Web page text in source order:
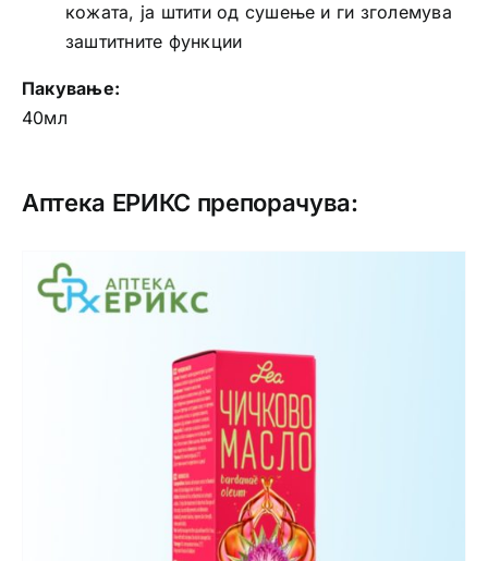
кожата, ја штити од сушење и ги зголемува
заштитните функции
Пакување:
40мл
Аптека ЕРИКС препорачува: